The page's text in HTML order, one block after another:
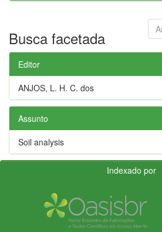
Busca facetada
Editor
ANJOS, L. H. C. dos
Assunto
Soil analysis
Indexado por